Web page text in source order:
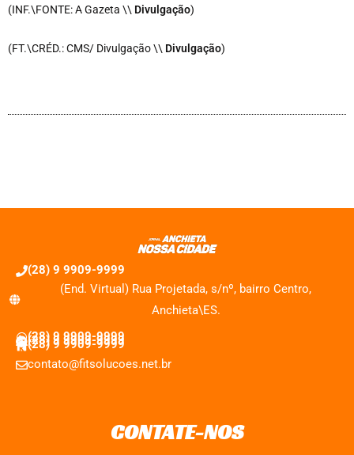
(INF.\FONTE: A Gazeta \\ Divulgação)
(FT.\CRÉD.: CMS/ Divulgação \\ Divulgação)
(28) 9 9909-9999
(End. Virtual) Rua Projetada, s/nº, bairro Centro,
Anchieta\ES.
(28) 9 9909-9999
(28) 9 9909-9999
(28) 9 9909-9999
contato@fitsolucoes.net.br
CONTATE-NOS